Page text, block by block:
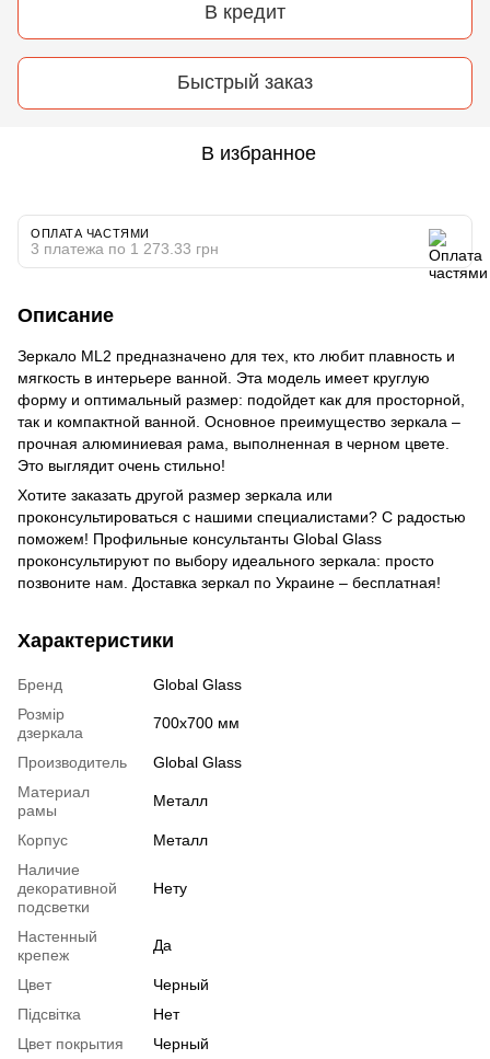
В кредит
Быстрый заказ
В избранное
ОПЛАТА ЧАСТЯМИ
3 платежа по 1 273.33 грн
Описание
Зеркало ML2 предназначено для тех, кто любит плавность и
мягкость в интерьере ванной. Эта модель имеет круглую
форму и оптимальный размер: подойдет как для просторной,
так и компактной ванной. Основное преимущество зеркала –
прочная алюминиевая рама, выполненная в черном цвете.
Это выглядит очень стильно!
Хотите заказать другой размер зеркала или
проконсультироваться с нашими специалистами? С радостью
поможем! Профильные консультанты Global Glass
проконсультируют по выбору идеального зеркала: просто
позвоните нам. Доставка зеркал по Украине – бесплатная!
Характеристики
Бренд
Global Glass
Розмір
дзеркала
700х700 мм
Производитель
Global Glass
Материал
рамы
Металл
Корпус
Металл
Наличие
декоративной
подсветки
Нету
Настенный
крепеж
Да
Цвет
Черный
Підсвітка
Нет
Цвет покрытия
Черный